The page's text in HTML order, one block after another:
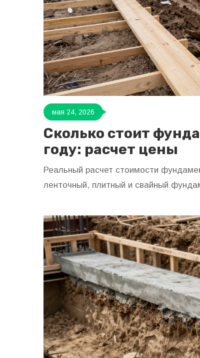
мая 24, 2026
Сколько стоит
году: расчет цены
Реальный расчет стоимости
ленточный, плитный и свайный